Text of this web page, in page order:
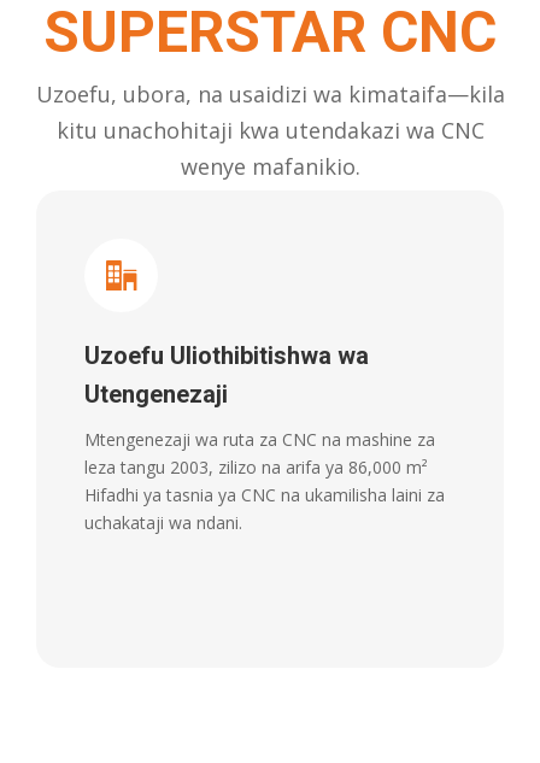
SUPERSTAR CNC
Uzoefu, ubora, na usaidizi wa kimataifa—kila
kitu unachohitaji kwa utendakazi wa CNC
wenye mafanikio.
Uzoefu Uliothibitishwa wa
Utengenezaji
Mtengenezaji wa ruta za CNC na mashine za
leza tangu 2003, zilizo na arifa ya 86,000 m²
Hifadhi ya tasnia ya CNC na ukamilisha laini za
uchakataji wa ndani.